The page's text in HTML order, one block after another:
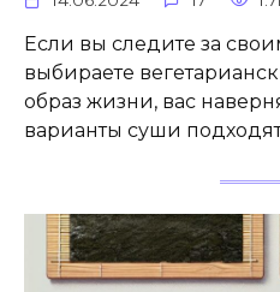
Если вы следите за
выбираете
образ жизни, вас
варианты суши